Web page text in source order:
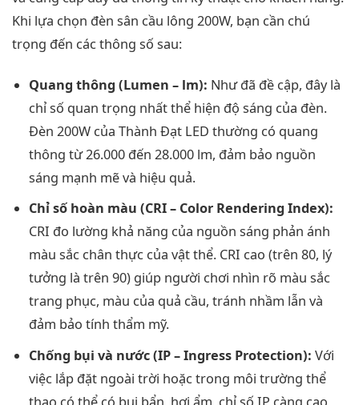
Khi lựa chọn đèn sân cầu lông 200W, bạn cần chú
trọng đến các thông số sau:
Quang thông (Lumen – lm): Như đã đề cập, đây là
chỉ số quan trọng nhất thể hiện độ sáng của đèn.
Đèn 200W của Thành Đạt LED thường có quang
thông từ 26.000 đến 28.000 lm, đảm bảo nguồn
sáng mạnh mẽ và hiệu quả.
Chỉ số hoàn màu (CRI – Color Rendering Index):
CRI đo lường khả năng của nguồn sáng phản ánh
màu sắc chân thực của vật thể. CRI cao (trên 80, lý
tưởng là trên 90) giúp người chơi nhìn rõ màu sắc
trang phục, màu của quả cầu, tránh nhầm lẫn và
đảm bảo tính thẩm mỹ.
Chống bụi và nước (IP – Ingress Protection): Với
việc lắp đặt ngoài trời hoặc trong môi trường thể